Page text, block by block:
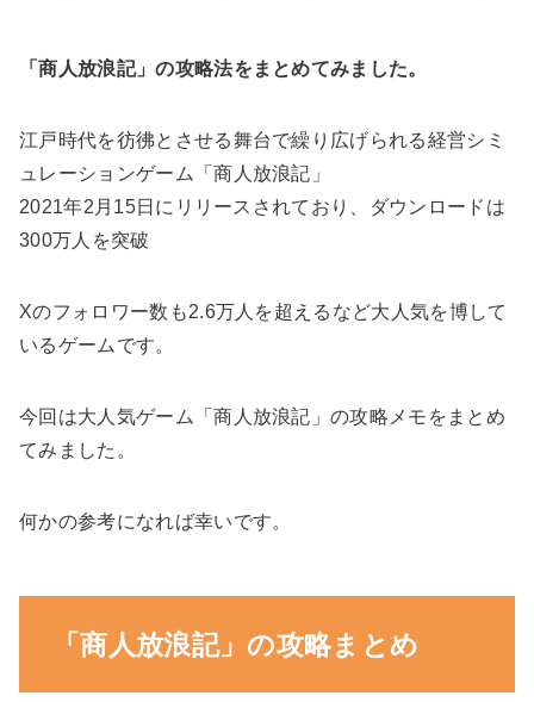
「商人放浪記」の攻略法をまとめてみました。
江戸時代を彷彿とさせる舞台で繰り広げられる経営シミ
ュレーションゲーム「商人放浪記」
2021年2月15日にリリースされており、ダウンロードは
300万人を突破
Xのフォロワー数も2.6万人を超えるなど大人気を博して
いるゲームです。
今回は大人気ゲーム「商人放浪記」の攻略メモをまとめ
てみました。
何かの参考になれば幸いです。
「商人放浪記」の攻略まとめ